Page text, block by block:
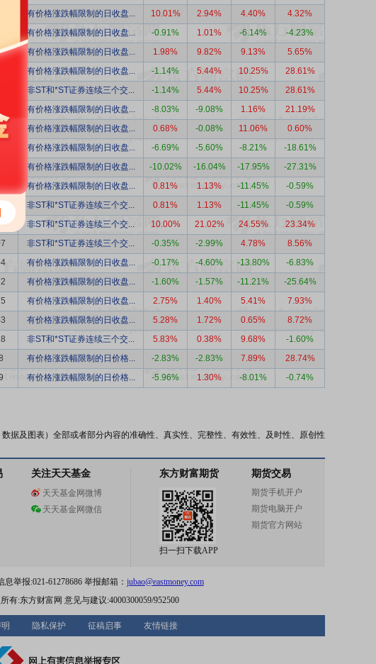
有价格涨跌幅限制的日收盘... 10.01% 2.94% 4.40%
4.32%
有价格涨跌幅限制的日收盘... -0.91% 1.01% -6.14%
-4.23%
有价格涨跌幅限制的日收盘... 1.98% 9.82% 9.13%
5.65%
有价格涨跌幅限制的日收盘... -1.14% 5.44% 10.25%
28.61%
非ST和*ST证券连续三个交... -1.14% 5.44% 10.25%
28.61%
有价格涨跌幅限制的日收盘... -8.03% -9.08% 1.16%
21.19%
有价格涨跌幅限制的日收盘... 0.68% -0.08% 11.06%
0.60%
有价格涨跌幅限制的日收盘... -6.69% -5.60% -8.21%
-18.61%
有价格涨跌幅限制的日收盘... -10.02% -16.04% -17.95%
-27.31%
有价格涨跌幅限制的日收盘... 0.81% 1.13% -11.45%
-0.59%
非ST和*ST证券连续三个交... 0.81% 1.13% -11.45%
-0.59%
非ST和*ST证券连续三个交... 10.00% 21.02% 24.55%
23.34%
非ST和*ST证券连续三个交... -0.35% -2.99% 4.78%
8.56%
有价格涨跌幅限制的日收盘... -0.17% -4.60% -13.80%
-6.83%
有价格涨跌幅限制的日收盘... -1.60% -1.57% -11.21%
-25.64%
有价格涨跌幅限制的日收盘... 2.75% 1.40% 5.41%
7.93%
有价格涨跌幅限制的日收盘... 5.28% 1.72% 0.65%
8.72%
非ST和*ST证券连续三个交... 5.83% 0.38% 9.68%
-1.60%
有价格涨跌幅限制的日价格... -2.83% -2.83% 7.89%
28.74%
有价格涨跌幅限制的日价格... -5.96% 1.30% -8.01% -0.74%
据及图表）全部或者部分内容的准确性、真实性、完整性、有效性、及时性、原创性